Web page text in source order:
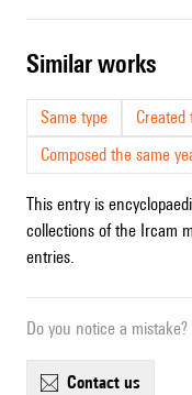
similar works
Same type
Created
Composed the same
This entry is
collections of the Ircam
entries.
Do you notice a mistake?
contact us